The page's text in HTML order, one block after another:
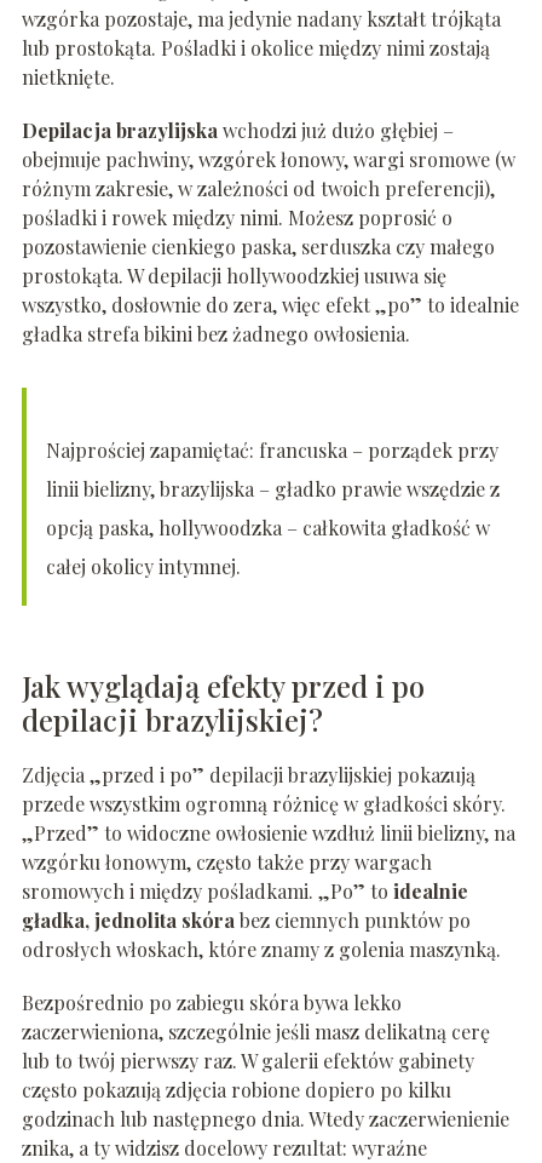
wzgórka pozostaje, ma jedynie nadany kształt trójkąta
lub prostokąta. Pośladki i okolice między nimi zostają
nietknięte.
Depilacja brazylijskawchodzi już dużo głębiej –
obejmuje pachwiny, wzgórek łonowy, wargi sromowe (w
różnym zakresie, w zależności od twoich preferencji),
pośladki i rowek między nimi. Możesz poprosić o
pozostawienie cienkiego paska, serduszka czy małego
prostokąta. W depilacji hollywoodzkiej usuwa się
wszystko, dosłownie do zera, więc efekt „po” to idealnie
gładka strefa bikini bez żadnego owłosienia.
Najprościej zapamiętać: francuska – porządek przy
linii bielizny, brazylijska – gładko prawie wszędzie z
opcją paska, hollywoodzka – całkowita gładkość w
całej okolicy intymnej.
Jak wyglądają efekty przed i po
depilacji brazylijskiej?
Zdjęcia „przed i po” depilacji brazylijskiej pokazują
przede wszystkim ogromną różnicę w gładkości skóry.
„Przed” to widoczne owłosienie wzdłuż linii bielizny, na
wzgórku łonowym, często także przy wargach
sromowych i między pośladkami. „Po” to idealnie
gładka, jednolita skórabez ciemnych punktów po
odrosłych włoskach, które znamy z golenia maszynką.
Bezpośrednio po zabiegu skóra bywa lekko
zaczerwieniona, szczególnie jeśli masz delikatną cerę
lub to twój pierwszy raz. W galerii efektów gabinety
często pokazują zdjęcia robione dopiero po kilku
godzinach lub następnego dnia. Wtedy zaczerwienienie
znika, a ty widzisz docelowy rezultat: wyraźne